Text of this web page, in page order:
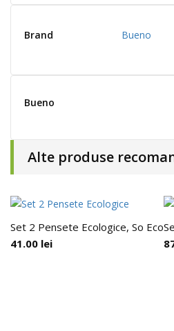
Brand Bueno
Bueno
Alte produse
Set 2 Pensete Ecologice, So Eco
41.00 lei